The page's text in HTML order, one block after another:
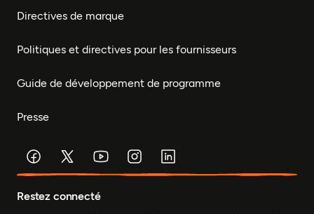
Directives de marque
Politiques et directives pour les fournisseurs
Guide de développement de programme
Presse
Restez connecté